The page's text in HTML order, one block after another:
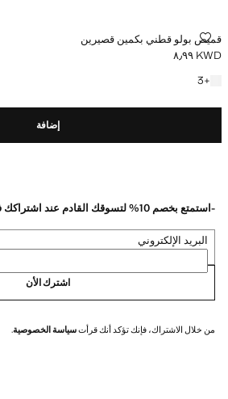
قميص بولو قطني بكمين قصيرين
قميص بولو قطني بكمين قصيرين
السعر الحالي [KWD ٨٫٩٩ ]
KWD ٨٫٩٩
+
3+3 المزيد من الألوان
إضافة
-استمتع بخصم 10% لتسوقك القادم عند اشتراكك في نشرتنا الاخبارية
البريد الإلكتروني
اشترك الأن
من خلال الاشتراك، فإنك تؤكد أنك قرأتسياسة الخصوصية.